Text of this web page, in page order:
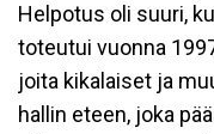
Helpotus oli suuri,
toteutui vuonna
joita kikalaiset ja
hallin eteen, joka